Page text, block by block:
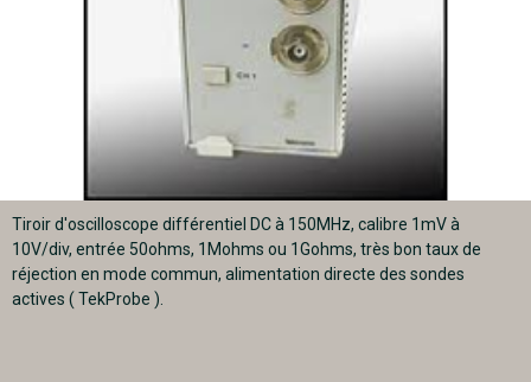
Tiroir d'oscilloscope différentiel DC à 150MHz, calibre 1mV à
10V/div, entrée 50ohms, 1Mohms ou 1Gohms, très bon taux de
réjection en mode commun, alimentation directe des sondes
actives ( TekProbe ).